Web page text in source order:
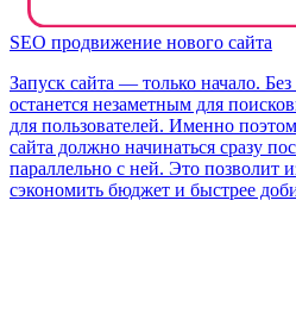
SEO продвижение нового сайта
Запуск сайта — только начало.
останется незаметным для
для пользователей. Именно
сайта должно начинаться сразу
параллельно с ней. Это позволит
сэкономить бюджет и быстрее